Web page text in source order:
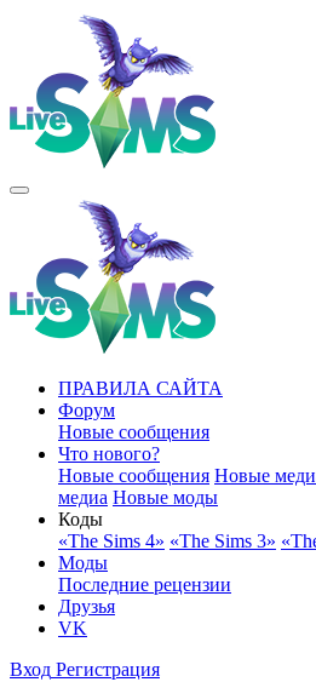
ПРАВИЛА САЙТА
Форум
Новые сообщения
Что нового?
Новые сообщения Новые
медиа Новые моды
Коды
«The Sims 4» «The Sims 3»
Моды
Последние рецензии
Друзья
VK
Вход Регистрация